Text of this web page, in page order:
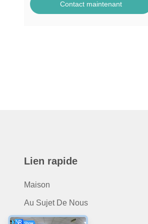
Contact maintenant
Lien rapide
Maison
Au Sujet De Nous
Produits